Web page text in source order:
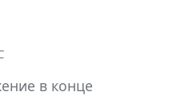
в конце